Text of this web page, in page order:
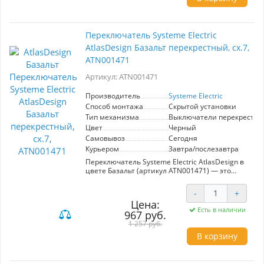
Переключатель Systeme Electric
AtlasDesign Базальт перекрестный, сх.7,
ATN001471
Артикул: ATN001471
Производитель
Systeme Electric
Способ монтажа
Скрытой установки
Тип механизма
Выключатели
Цвет
Черный
Самовывоз
Сегодня
Курьером
Завтра/послезавтра
Переключатель Systeme Electric AtlasDesign в
цвете Базальт (артикул ATN001471) — это
освещением. Данный 1-клавишный
перекрестный механизм предназначен для
работы в сетях напряжением 250 В и силе тока
10 А, что делает его универсальным выбором
для различного рода помещений.
Особенностью переключателя является
возможность управления одним источником
и функциональность. Лицевые детали
Цена:
967 руб.
1 257 руб.
- +
Есть в наличии
В корзину